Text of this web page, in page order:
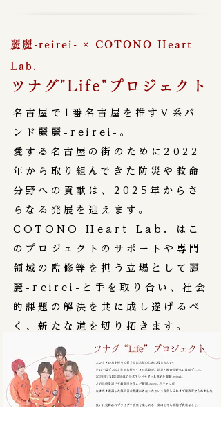
麗麗-reirei- × COTONO Heart
Lab.
ツナグ"Life"プロジェクト
名古屋で1番名古屋を推すV系バ
ンド麗麗-reirei-。
​愛する名古屋の街のために2022
年から取り組んできた防災や救命
分野への貢献は、2025年からさ
らなる発展を迎えます。
​COTONO Heart Lab. はこ
のプロジェクトのサポートや専門
領域の監修等を担う立場として麗
麗-reirei-と手を取り合い、社会
的課題の解決を共に成し遂げるべ
く、新たな道を切り拓きます。